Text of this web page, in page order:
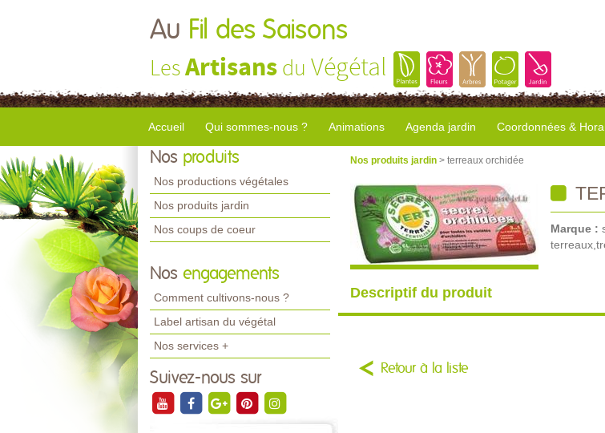
Au Fil des Saisons
LesArtisans du Végétal
Accueil Qui sommes-nous ? Animations Agenda jardin Coordonnées &
Nos produits
Nos productions végétales
Nos produits jardin
Nos coups de coeur
Nos engagements
Comment cultivons-nous ?
Label artisan du végétal
Nos services +
Suivez-nous sur
Nos produits jardin > terreaux orchidée
Marque :
Descriptif du produit
Retour à la liste